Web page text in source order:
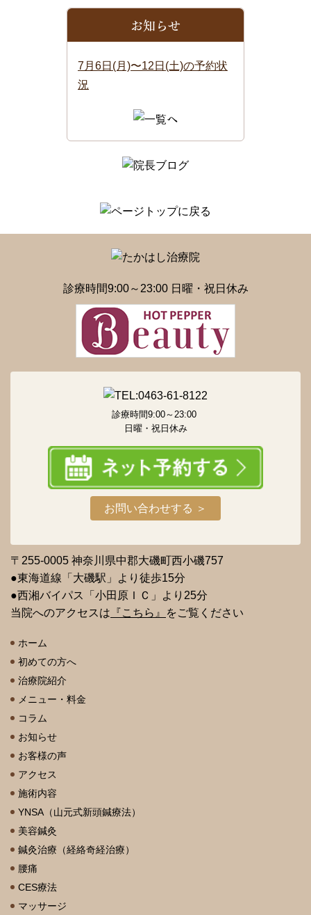
お知らせ
7月6日(月)〜12日(土)の予約状
況
診療時間9:00～23:00 日曜・祝日休み
診療時間9:00～23:00
日曜・祝日休み
お問い合わせする ＞
〒255-0005 神奈川県中郡大磯町西小磯757
●東海道線「大磯駅」より徒歩15分
●西湘バイパス「小田原ＩＣ」より25分
当院へのアクセスは 『こちら』 をご覧ください
ホーム
初めての方へ
治療院紹介
メニュー・料金
コラム
お知らせ
お客様の声
アクセス
施術内容
YNSA（山元式新頭鍼療法）
美容鍼灸
鍼灸治療（経絡奇経治療）
腰痛
CES療法
マッサージ